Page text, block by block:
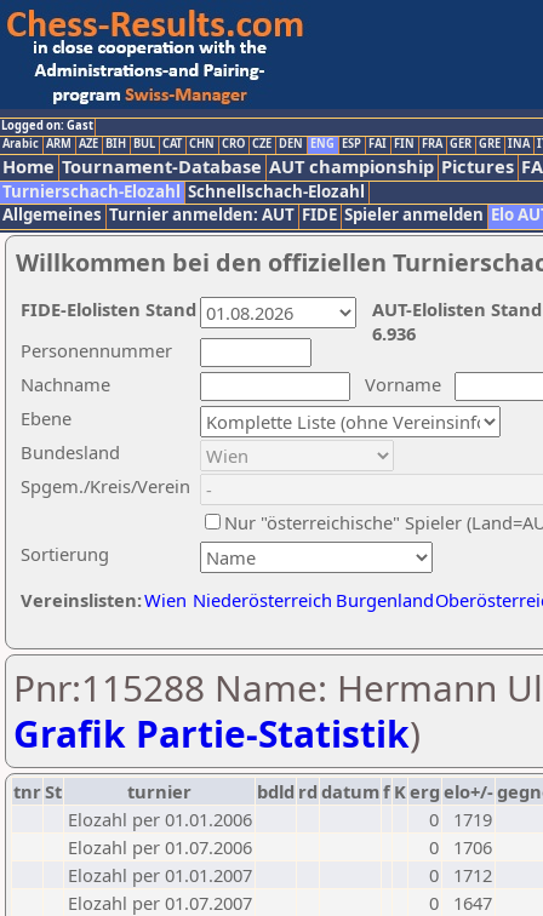
Logged on: Gast
Arabic ARM AZE BIH BUL CAT CHN CRO CZE DEN ENG ESP FAI FIN FRA GER GRE INA
Home Tournament-Database AUT championship Pictures
Turnierschach-Elozahl Schnellschach-Elozahl
Allgemeines Turnier anmelden: AUT FIDE Spieler anmelden Elo
Willkommen bei den offiziellen
Nachname
Vorname
Ebene
Sortierung
Personennummer
Bundesland
Spgem./Kreis/Verein
Nur "österreichische" Spieler
Vereinslisten:Wien Niederösterreich Burgenland
AUT-Elolisten
6.936
FIDE-Elolisten Stand
Pnr:115288 Name: Hermann
Grafik Partie-Statistik)
tnrSt turnier bdld rd datumf Kerg elo+/-
Elozahl per 01.01.2006
0
1719
Elozahl per 01.07.2006
0
1706
Elozahl per 01.01.2007
0
1712
Elozahl per 01.07.2007
0
1647